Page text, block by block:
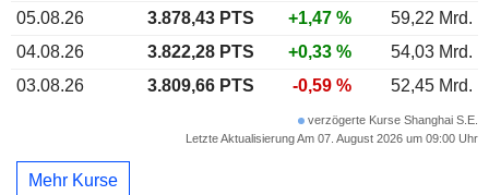
05.08.26
3.878,43 PTS +1,47 %
59,22 Mrd.
04.08.26
3.822,28 PTS +0,33 %
54,03 Mrd.
03.08.26
3.809,66 PTS -0,59 % 52,45 Mrd.
verzögerte Kurse Shanghai S.E.
Letzte Aktualisierung Am 07. August 2026 um 09:00 Uhr
Mehr Kurse